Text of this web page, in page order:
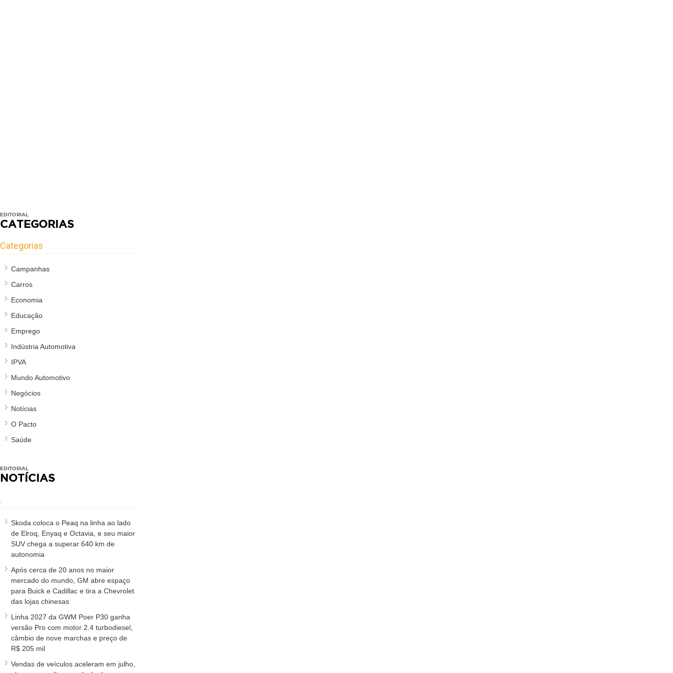
EDITORIAL
CATEGORIAS
Categorias
Campanhas
Carros
Economia
Educação
Emprego
Indústria Automotiva
IPVA
Mundo Automotivo
Negócios
Notícias
O Pacto
Saúde
EDITORIAL
NOTÍCIAS
.
Skoda coloca o Peaq na linha ao lado
de Elroq, Enyaq e Octavia, e seu maior
SUV chega a superar 640 km de
autonomia
Após cerca de 20 anos no maior
mercado do mundo, GM abre espaço
para Buick e Cadillac e tira a Chevrolet
das lojas chinesas
Linha 2027 da GWM Poer P30 ganha
versão Pro com motor 2.4 turbodiesel,
câmbio de nove marchas e preço de
R$ 205 mil
Vendas de veículos aceleram em julho,